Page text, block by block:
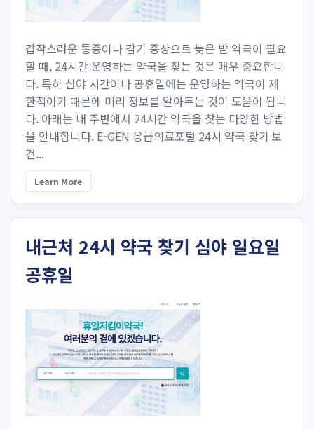
갑작스러운 통증이나 감기 증상으로 늦은 밤 약국이 필요
할 때, 24시간 운영하는 약국을 찾는 것은 매우 중요합니
다. 특히 심야 시간이나 공휴일에는 운영하는 약국이 제
한적이기 때문에 미리 정보를 알아두는 것이 도움이 됩니
다. 아래는 내 주변에서 24시간 약국을 찾는 다양한 방법
을 안내합니다. E-GEN 응급의료포털 24시 약국 찾기 보
건...
Learn More
내근처 24시 약국 찾기 심야 일요일
공휴일